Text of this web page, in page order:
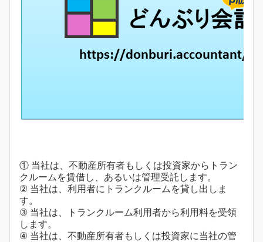
① 当社は、不動産所有者もしくは投資家からトラン
クルームを賃借し、あるいは管理受託します。
② 当社は、利用者にトランクルームを貸し出しま
す。
③ 当社は、トランクルーム利用者から利用料を受領
します。
④ 当社は、不動産所有者もしくは投資家に当社の管